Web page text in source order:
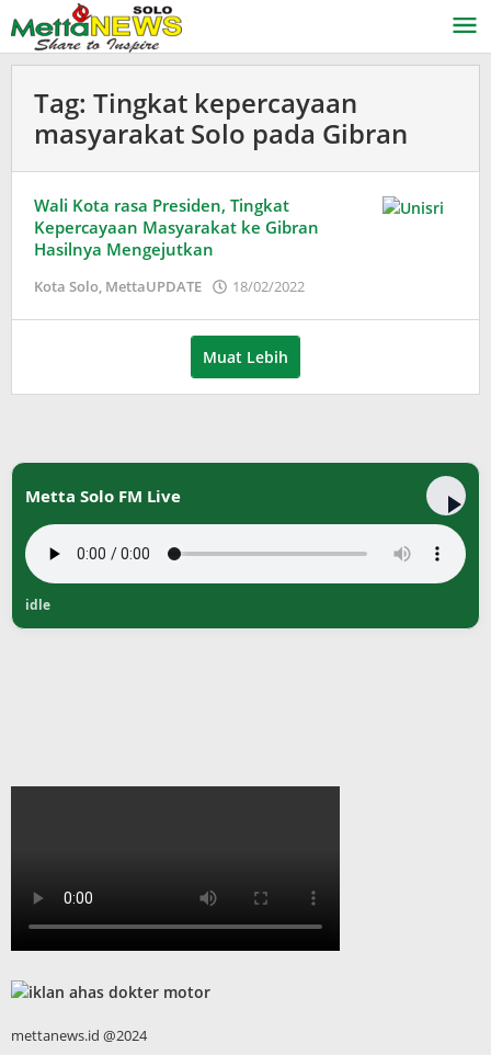
ke
konten
Tag: Tingkat kepercayaan
masyarakat Solo pada Gibran
Wali Kota rasa Presiden, Tingkat
Kepercayaan Masyarakat ke Gibran
Hasilnya Mengejutkan
Kota Solo, MettaUPDATE 18/02/2022
Muat Lebih
Metta Solo FM Live
idle
mettanews.id @2024